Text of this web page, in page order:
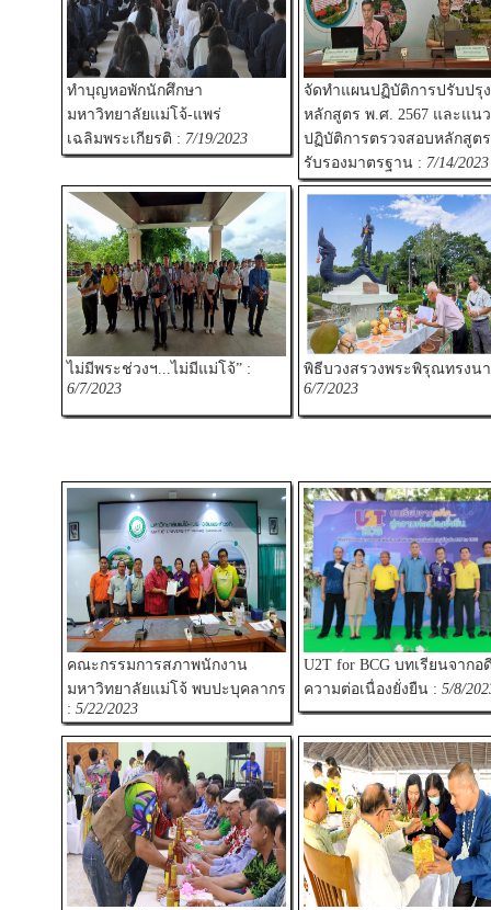
ทำบุญหอพักนักศึกษา
มหาวิทยาลัยแม่โจ้-แพร่
เฉลิมพระเกียรติ : 7/19/2023
จัดทำแผนปฏิบัติการปรับปรุง
หลักสูตร พ.ศ. 2567 และแนว
ปฏิบัติการตรวจสอบหลักสูตร
รับรองมาตรฐาน : 7/14/2023
ไม่มีพระช่วงฯ...ไม่มีแม่โจ้” :
6/7/2023
พิธีบวงสรวงพระพิรุณทรงน
6/7/2023
คณะกรรมการสภาพนักงาน
มหาวิทยาลัยแม่โจ้ พบปะบุคลากร
: 5/22/2023
U2T for BCG บทเรียนจากอ
ความต่อเนื่องยั่งยืน : 5/8/